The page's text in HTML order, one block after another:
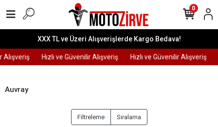
XXX TL ve Üzeri Alışverişlerde Kargo Bedava!
Alışveriş Hızlı ve Güvenilir Alışveriş Hızlı ve Güvenilir Alışveriş
0
Auvray
Filtreleme Sıralama